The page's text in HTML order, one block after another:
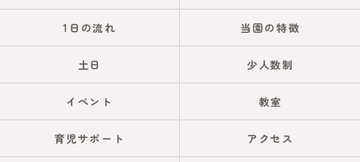
1日の流れ 当園の特徴
土日 少人数制
イベント 教室
育児サポート アクセス